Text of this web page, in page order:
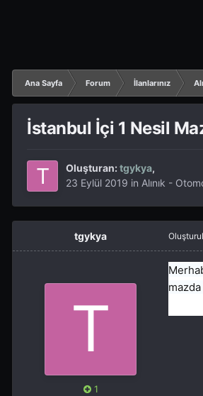
Ana Sayfa Forum İlanlarınız
İstanbul İçi 1 Nesil
Oluşturan:tgykya,
23 Eylül 2019 in Alınık -
tgykya
1